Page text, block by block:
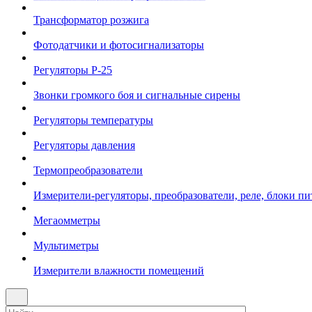
Трансформатор розжига
Фотодатчики и фотосигнализаторы
Регуляторы Р-25
Звонки громкого боя и сигнальные сирены
Регуляторы температуры
Регуляторы давления
Термопреобразователи
Измерители-регуляторы, преобразователи, реле, блоки
Мегаомметры
Мультиметры
Измерители влажности помещений